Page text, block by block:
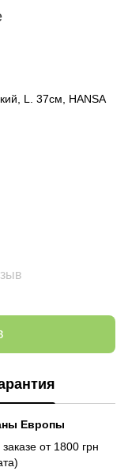
L. 37см, HANSA
Европы
от 1800 грн